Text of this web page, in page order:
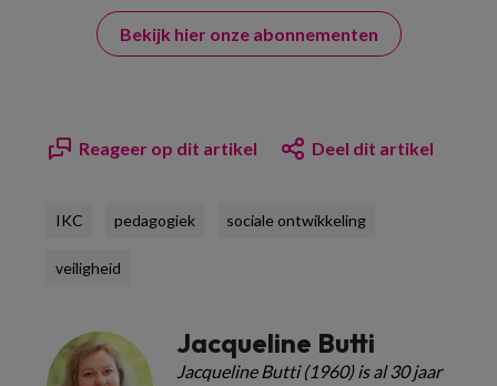
Bekijk hier onze abonnementen
Reageer op dit artikel Deel dit artikel
IKC pedagogiek sociale ontwikkeling
veiligheid
Jacqueline Butti
Jacqueline Butti (1960) is al 30 jaar